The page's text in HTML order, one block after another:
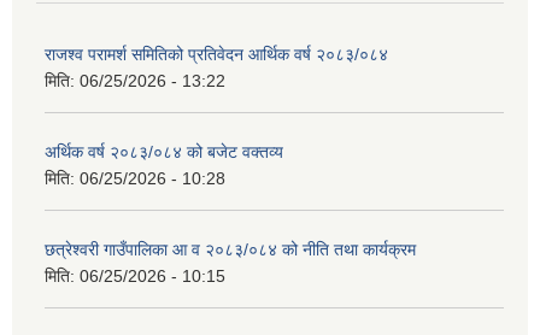
राजश्व परामर्श समितिको प्रतिवेदन आर्थिक वर्ष २०८३/०८४
मिति: 06/25/2026 - 13:22
अर्थिक वर्ष २०८३/०८४ को बजेट वक्तव्य
मिति: 06/25/2026 - 10:28
छत्रेश्वरी गाउँपालिका आ व २०८३/०८४ को नीति तथा कार्यक्रम
मिति: 06/25/2026 - 10:15